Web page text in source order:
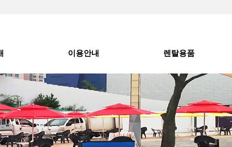
이용안내 렌탈용품